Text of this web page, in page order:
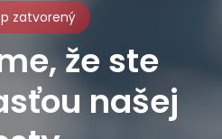
zatvorený
že ste
našej